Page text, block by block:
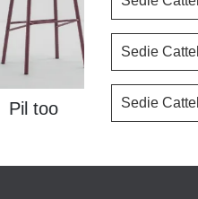
Pil too
Sedie
Sedie